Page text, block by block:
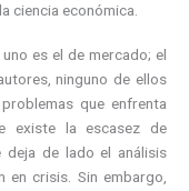
ciencia económica.
es el de mercado; el
ninguno de ellos
que enfrenta
existe la escasez de
deja de lado el análisis
en crisis. Sin embargo,